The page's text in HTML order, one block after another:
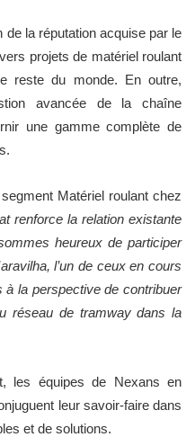
la réputation acquise par le
projets de matériel roulant
reste du monde. En outre,
avancée de la chaîne
une gamme complète de
Matériel roulant chez
renforce la relation existante
heureux de participer
l’un de ceux en cours
la perspective de contribuer
réseau de tramway dans la
les équipes de Nexans en
leur savoir-faire dans
et de solutions.